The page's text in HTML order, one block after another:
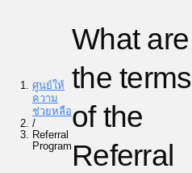
ศูนย์ให้
ความ
ช่วยหลือ
/
Referral
Program
What are
the terms
of the
Referral